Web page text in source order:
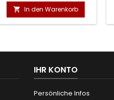
 In den Warenkorb
IHR KONTO
Persönliche Infos